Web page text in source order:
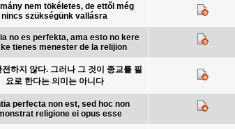
nem tökéletes, de ettől még
nincs szükségünk vallásra
no es perfekta, ama esto no kere
tienes menester de la relijion
하지 않다. 그러나 그 것이 종교를 필
요로 한다는 의미는 아니다
perfecta non est, sed hoc non
religione ei opus esse